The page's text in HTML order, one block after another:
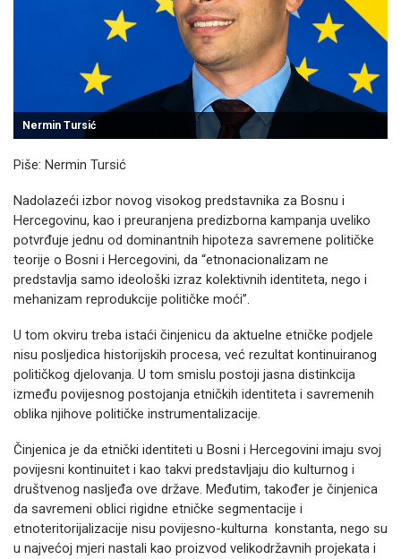
Nermin Tursić
Piše: Nermin Tursić
Nadolazeći izbor novog visokog predstavnika za Bosnu i
Hercegovinu, kao i preuranjena predizborna kampanja uveliko
potvrđuje jednu od dominantnih hipoteza savremene političke
teorije o Bosni i Hercegovini, da “etnonacionalizam ne
predstavlja samo ideološki izraz kolektivnih identiteta, nego i
mehanizam reprodukcije političke moći”.
U tom okviru treba istaći činjenicu da aktuelne etničke podjele
nisu posljedica historijskih procesa, već rezultat kontinuiranog
političkog djelovanja. U tom smislu postoji jasna distinkcija
između povijesnog postojanja etničkih identiteta i savremenih
oblika njihove političke instrumentalizacije.
Činjenica je da etnički identiteti u Bosni i Hercegovini imaju svoj
povijesni kontinuitet i kao takvi predstavljaju dio kulturnog i
društvenog nasljeđa ove države. Međutim, također je činjenica
da savremeni oblici rigidne etničke segmentacije i
etnoteritorijalizacije nisu povijesno-kulturna konstanta, nego su
u najvećoj mjeri nastali kao proizvod velikodržavnih projekata i